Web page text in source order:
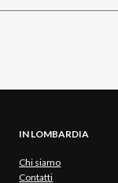
IN LOMBARDIA
Chi siamo
Contatti